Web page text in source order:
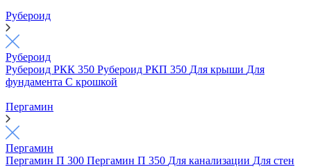
Рубероид
Рубероид
Рубероид РКК 350 Рубероид РКП 350 Для крыши Для
фундамента С крошкой
Пергамин
Пергамин
Пергамин П 300 Пергамин П 350 Для канализации Для стен